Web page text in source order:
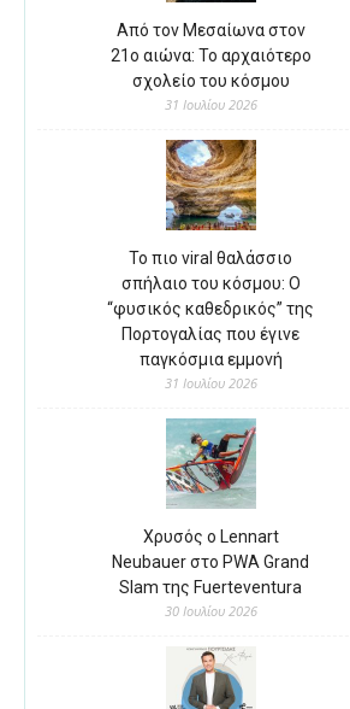
Από τον Μεσαίωνα στον
21ο αιώνα: Το αρχαιότερο
σχολείο του κόσμου
31 Ιουλίου 2026
Το πιο viral θαλάσσιο
σπήλαιο του κόσμου: Ο
“φυσικός καθεδρικός” της
Πορτογαλίας που έγινε
παγκόσμια εμμονή
31 Ιουλίου 2026
Χρυσός ο Lennart
Neubauer στο PWA Grand
Slam της Fuerteventura
30 Ιουλίου 2026